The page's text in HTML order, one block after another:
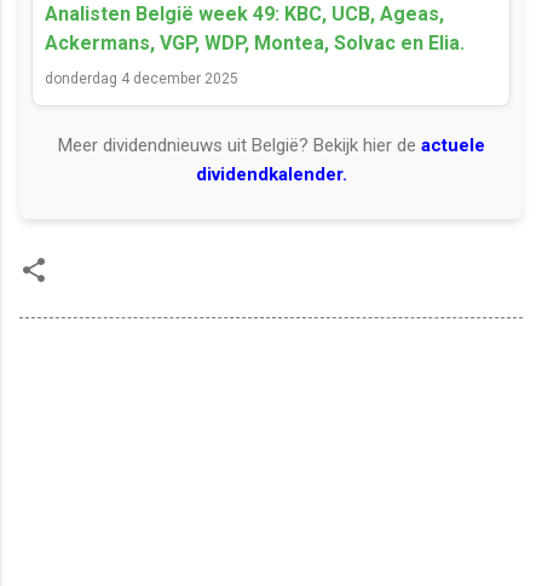
Analisten België week 49: KBC, UCB, Ageas,
Ackermans, VGP, WDP, Montea, Solvac en Elia.
donderdag 4 december 2025
Meer dividendnieuws uit België? Bekijk hier de actuele
dividendkalender.